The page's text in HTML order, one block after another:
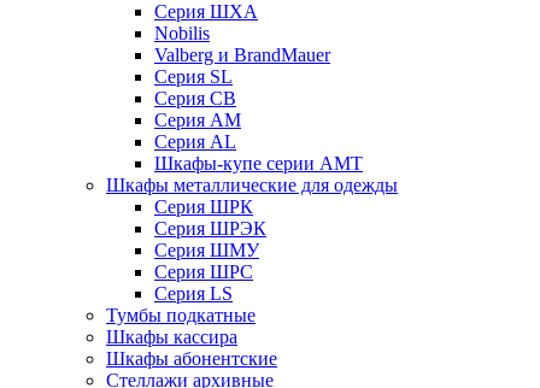
Серия ШХА
Nobilis
Valberg и BrandMauer
Cерия SL
Серия СВ
Серия АМ
Серия AL
Шкафы-купе серии AMT
Шкафы металлические для одежды
Серия ШРК
Серия ШРЭК
Серия ШМУ
Серия ШРС
Серия LS
Тумбы подкатные
Шкафы кассира
Шкафы абонентские
Стеллажи архивные